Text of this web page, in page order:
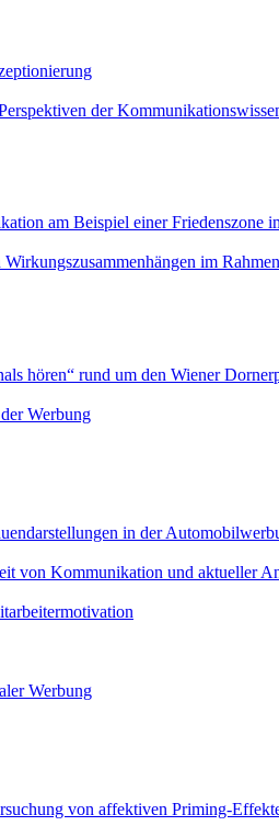
der
am Beispiel einer Friedenszone
im
hören“ rund um den Wiener
Werbung
in der
von Kommunikation und aktueller
Werbung
von affektiven Priming-